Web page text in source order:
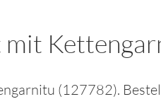
mit
(127782).